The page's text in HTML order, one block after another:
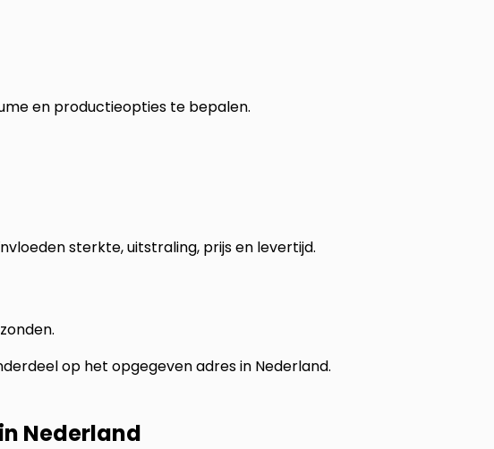
en productieopties te bepalen.
sterkte, uitstraling, prijs en levertijd.
op het opgegeven adres in Nederland.
Nederland